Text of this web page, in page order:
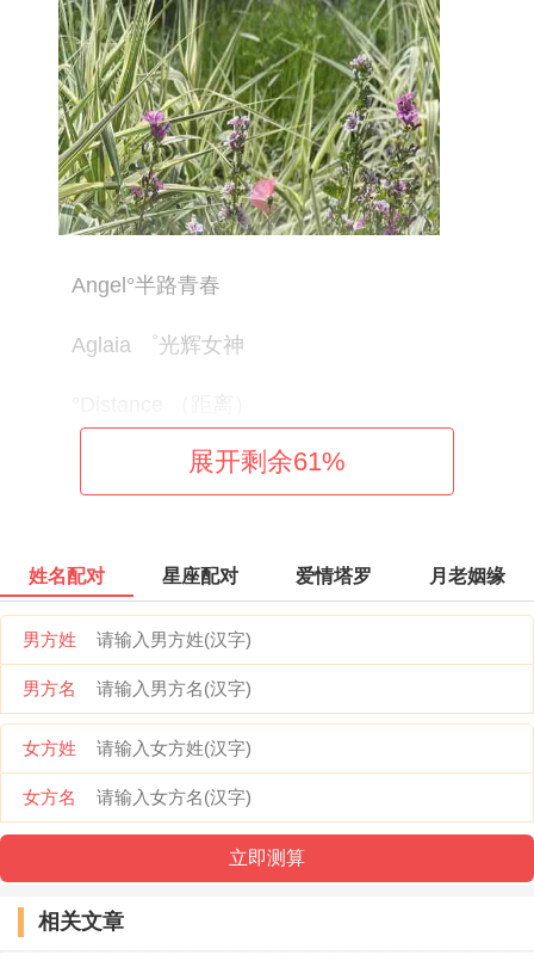
Angel°半路青春
Aglaia ゜光辉女神
cunese （念旧）
KRIS.TAO。
Passerby (过路人）
GD&TOP
G-Dragon&Top
゛ ＥaSon.
丨Return。ゞ-亡魂 ♡゛
展开剩余61%
姓名配对 星座配对 爱情塔罗 月老姻缘
男方姓
男方名
女方姓
女方名
相关文章